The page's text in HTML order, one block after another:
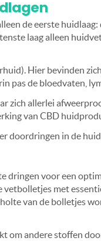
de eerste
laag alleen
Hier bevinden
pas de bloedvaten,
zich allerlei
van CBD
doordringen in de
dringen voor een
vetbolletjes met
holte van de bolletjes
om andere stoffen